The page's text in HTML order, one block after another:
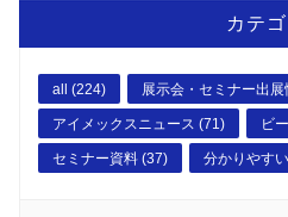
カテゴ
all (224) 展示会・セミナー出
アイメックスニュース (71) ビ
セミナー資料 (37) 分かりやす